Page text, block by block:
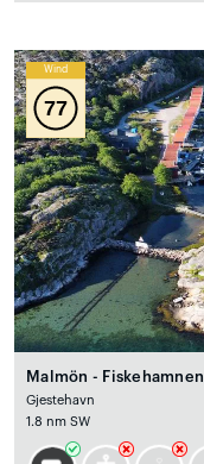
Wind
77
Malmön - Fiskehamnen
Gjestehavn
1.8 nm SW